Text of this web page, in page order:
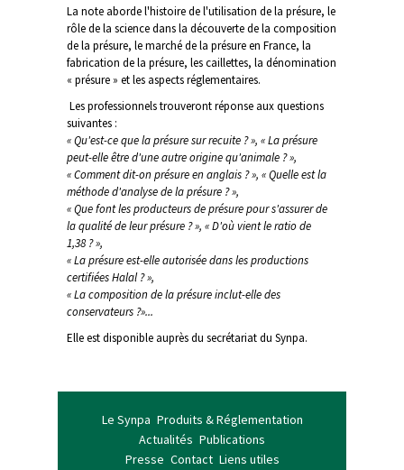
La note aborde l'histoire de l'utilisation de la présure, le
rôle de la science dans la découverte de la composition
de la présure, le marché de la présure en France, la
fabrication de la présure, les caillettes, la dénomination
« présure » et les aspects réglementaires.
Les professionnels trouveront réponse aux questions
suivantes :
« Qu'est-ce que la présure sur recuite ? », « La présure
peut-elle être d'une autre origine qu'animale ? »,
« Comment dit-on présure en anglais ? », « Quelle est la
méthode d'analyse de la présure ? »,
« Que font les producteurs de présure pour s'assurer de
la qualité de leur présure ? », « D'où vient le ratio de
1,38 ? »,
« La présure est-elle autorisée dans les productions
certifiées Halal ? »,
« La composition de la présure inclut-elle des
conservateurs ?»...
Elle est disponible auprès du secrétariat du Synpa.
Le Synpa Produits & Réglementation
Actualités Publications
Presse Contact Liens utiles